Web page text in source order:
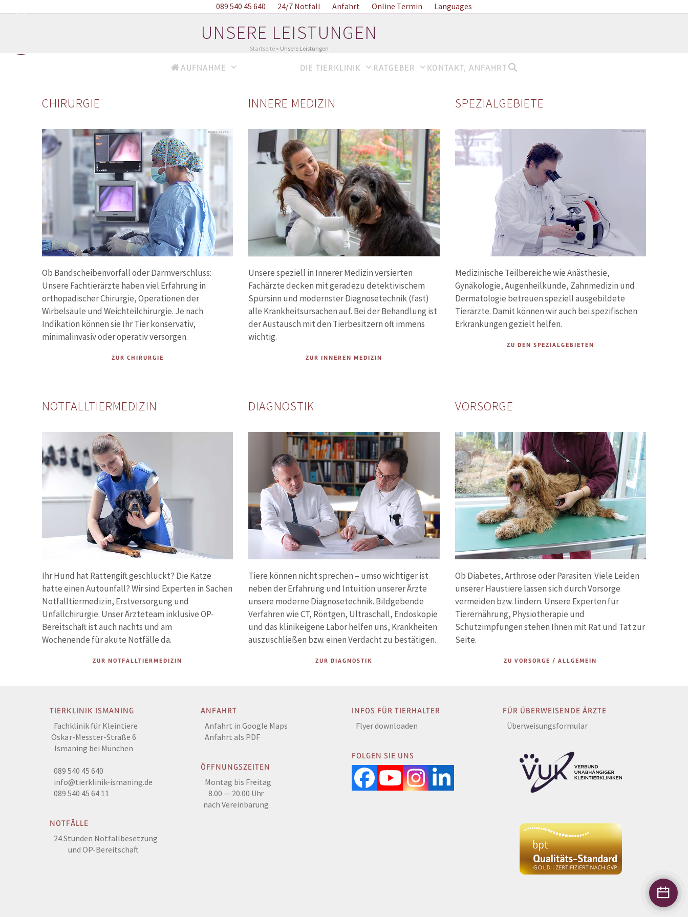
089 540 45 640 24/7 Notfall Anfahrt Online Termin Languages
AUFNAHME DIE TIERKLINIK RATGEBER KONTAKT, ANFAHRT
UNSERE LEISTUNGEN
Startseite» Unsere Leistungen
CHIRURGIE
Ob Bandscheibenvorfall oder Darmverschluss:
Unsere Fachtierärzte haben viel Erfahrung in
orthopädischer Chirurgie, Operationen der
Wirbelsäule und Weichteilchirurgie. Je nach
Indikation können sie Ihr Tier konservativ,
minimalinvasiv oder operativ versorgen.
ZUR CHIRURGIE
INNERE MEDIZIN
Unsere speziell in Innerer Medizin versierten
Fachärzte decken mit geradezu detektivischem
Spürsinn und modernster Diagnosetechnik (fast)
alle Krankheitsursachen auf. Bei der Behandlung ist
der Austausch mit den Tierbesitzern oft immens
wichtig.
ZUR INNEREN MEDIZIN
SPEZIALGEBIETE
Medizinische Teilbereiche wie Anästhesie,
Gynäkologie, Augenheilkunde, Zahnmedizin und
Dermatologie betreuen speziell ausgebildete
Tierärzte. Damit können wir auch bei spezifischen
Erkrankungen gezielt helfen.
ZU DEN SPEZIALGEBIETEN
NOTFALLTIERMEDIZIN
Ihr Hund hat Rattengift geschluckt? Die Katze
hatte einen Autounfall? Wir sind Experten in Sachen
Notfalltiermedizin, Erstversorgung und
Unfallchirurgie. Unser Ärzteteam inklusive OP-
Bereitschaft ist auch nachts und am
Wochenende für akute Notfälle da.
ZUR NOTFALLTIERMEDIZIN
DIAGNOSTIK
Tiere können nicht sprechen – umso wichtiger ist
neben der Erfahrung und Intuition unserer Ärzte
unsere moderne Diagnosetechnik. Bildgebende
Verfahren wie CT, Röntgen, Ultraschall, Endoskopie
und das klinikeigene Labor helfen uns, Krankheiten
auszuschließen bzw. einen Verdacht zu bestätigen.
ZUR DIAGNOSTIK
VORSORGE
Ob Diabetes, Arthrose oder Parasiten: Viele Leiden
unserer Haustiere lassen sich durch Vorsorge
vermeiden bzw. lindern. Unsere Experten für
Tierernährung, Physiotherapie und
Schutzimpfungen stehen Ihnen mit Rat und Tat zur
Seite.
ZU VORSORGE / ALLGEMEIN
TIERKLINIK ISMANING
Fachklinik für Kleintiere
Oskar-Messter-Straße 6
Ismaning bei München
089 540 45 640
info@tierklinik-ismaning.de
089 540 45 64 11
NOTFÄLLE
24 Stunden Notfallbesetzung
und OP-Bereitschaft
ANFAHRT
Anfahrt in Google Maps
Anfahrt als PDF
ÖFFNUNGSZEITEN
Montag bis Freitag
8.00 — 20.00 Uhr
nach Vereinbarung
INFOS FÜR TIERHALTER
Flyer downloaden
FOLGEN SIE UNS
Facebook
YouTube
Instagram
LinkedIn
FÜR ÜBERWEISENDE ÄRZTE
Überweisungsformular